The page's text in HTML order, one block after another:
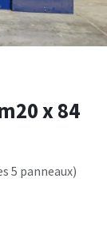
x 84
5 panneaux)